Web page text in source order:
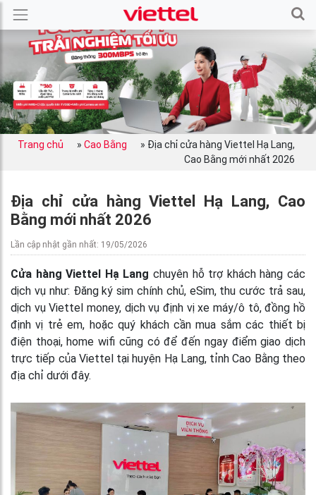
Trang chủ » Cao Bằng » Địa chỉ cửa hàng Viettel Hạ Lang,
Cao Bằng mới nhất 2026
Địa chỉ cửa hàng Viettel Hạ Lang, Cao
Bằng mới nhất 2026
Lần cập nhật gần nhất: 19/05/2026
Cửa hàng Viettel Hạ Lang chuyên hỗ trợ khách hàng các
dịch vụ như: Đăng ký sim chính chủ, eSim, thu cước trả sau,
dịch vụ Viettel money, dịch vụ định vị xe máy/ô tô, đồng hồ
định vị trẻ em, hoặc quý khách cần mua sắm các thiết bị
điện thoại, home wifi cũng có để đến ngay điểm giao dịch
trực tiếp của Viettel tại huyện Hạ Lang, tỉnh Cao Bằng theo
địa chỉ dưới đây.